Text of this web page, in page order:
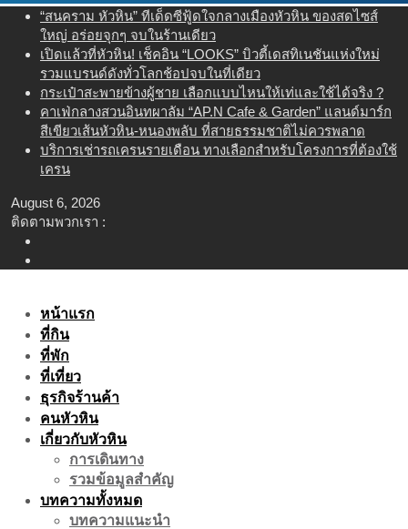
content
“สนคราม หัวหิน” ทีเด็ดซีฟู้ดใจกลางเมืองหัวหิน ของสดไซส์
ใหญ่ อร่อยจุกๆ จบในร้านเดียว
เปิดแล้วที่หัวหิน! เช็คอิน “LOOKS” บิวตี้เดสทิเนชันแห่งใหม่
รวมแบรนด์ดังทั่วโลกช้อปจบในที่เดียว
กระเป๋าสะพายข้างผู้ชาย เลือกแบบไหนให้เท่และใช้ได้จริง ?
คาเฟ่กลางสวนอินทผาลัม “AP.N Cafe & Garden” แลนด์มาร์ก
สีเขียวเส้นหัวหิน-หนองพลับ ที่สายธรรมชาติไม่ควรพลาด
บริการเช่ารถเครนรายเดือน ทางเลือกสำหรับโครงการที่ต้องใช้
เครน
August 6, 2026
ติดตามพวกเรา :
หน้าแรก
ที่กิน
ที่พัก
ที่เที่ยว
ธุรกิจร้านค้า
คนหัวหิน
เกี่ยวกับหัวหิน
การเดินทาง
รวมข้อมูลสำคัญ
บทความทั้งหมด
บทความแนะนำ